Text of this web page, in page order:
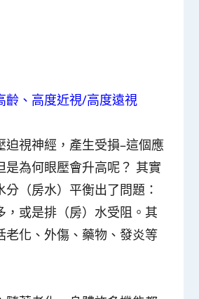
齡、高度近視/高度遠視
迫視神經，產生受損–這個應
是為何眼壓會升高呢？ 其實
分（房水）平衡出了問題：
，或是排（房）水受阻。其
老化、外傷、藥物、發炎等